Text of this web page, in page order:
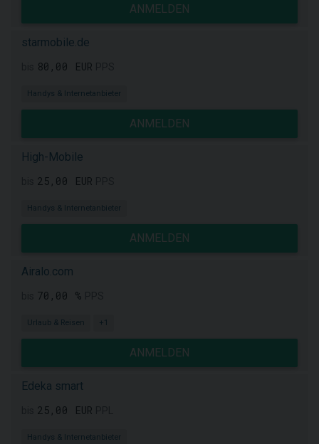
ANMELDEN
starmobile.de
80,00 EUR
Handys & Internetanbieter
ANMELDEN
High-Mobile
25,00 EUR
Handys & Internetanbieter
ANMELDEN
Airalo.com
70,00 %
Urlaub & Reisen +1
ANMELDEN
Edeka smart
25,00 EUR
Handys & Internetanbieter